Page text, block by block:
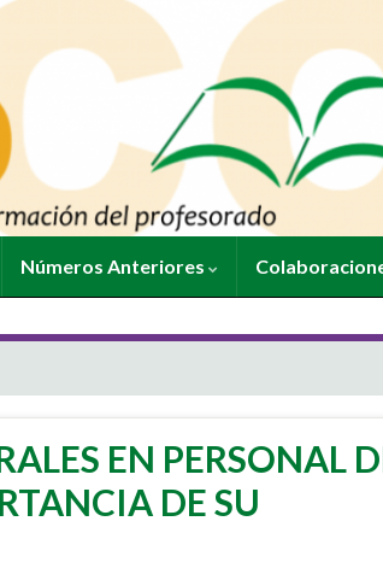
Números Anteriores
EN PERSONAL
DE SU